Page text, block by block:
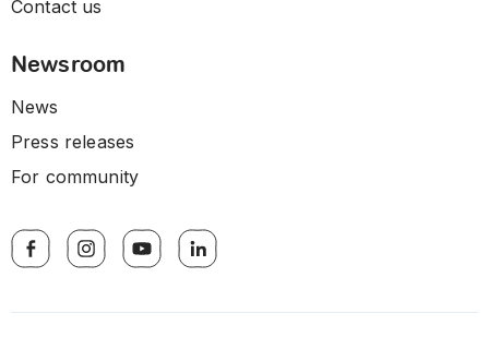
Contact us
Newsroom
News
Press releases
For community